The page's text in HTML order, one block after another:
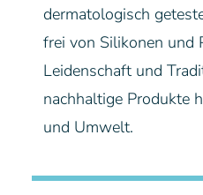
dermatologisch
frei von Silikonen und
Leidenschaft und
nachhaltige Produkte
und Umwelt.